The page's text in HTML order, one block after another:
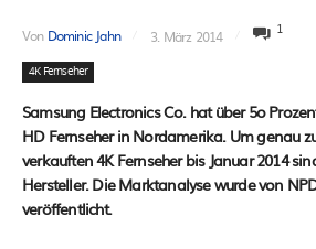
Von Dominic Jahn 3. März 2014 1
4K Fernseher
Samsung Electronics Co. hat über 5o
HD Fernseher in Nordamerika. Um genau
verkauften 4K Fernseher bis Januar 2014
Hersteller. Die Marktanalyse wurde von
veröffentlicht.